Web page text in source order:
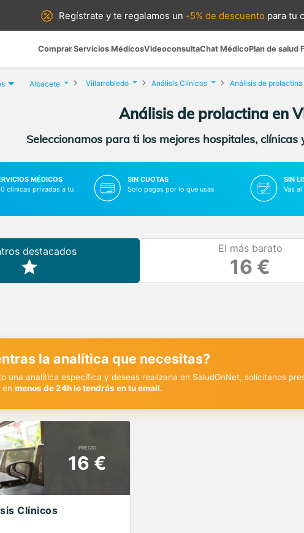
Regístrate yte regalamos un -5% de descuento para tu
Comprar Servicios MédicosVideoconsultaChat MédicoPlan de salud
Albacete Villarrobledo Análisis Clínicos Análisis de prolactina
Análisis de prolactina en
Seleccionamos para ti los mejores hospitales,
MÉDICOS
clínicas privadas a tu
SIN CUOTAS
Solo pagas por lo que usas
SIN
Vas
destacados El más barato
16 €
la analítica que necesitas?
una analítica específica y deseas realizarla en SaludOnNet, solicítanos
en menos de 24h lo tendrás en tu email.
PRECIO
16 €
Clínicos